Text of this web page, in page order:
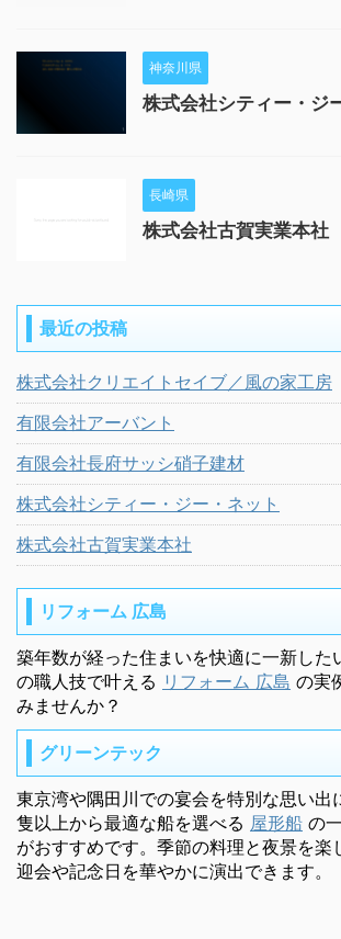
神奈川県
株式会社シティー・ジ
長崎県
株式会社古賀実業本社
最近の投稿
株式会社クリエイトセイブ／風の家工房
有限会社アーバント
有限会社長府サッシ硝子建材
株式会社シティー・ジー・ネット
株式会社古賀実業本社
リフォーム 広島
築年数が経った住まいを快適に一新した
の職人技で叶える リフォーム 広島 の実
みませんか？
グリーンテック
東京湾や隅田川での宴会を特別な思い出
隻以上から最適な船を選べる 屋形船 の
がおすすめです。季節の料理と夜景を楽
迎会や記念日を華やかに演出できます。